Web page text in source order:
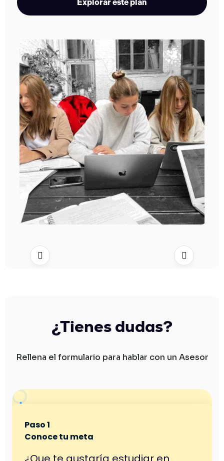
Explorar este plan


¿Tienes dudas?
Rellena el formulario para hablar con un Asesor